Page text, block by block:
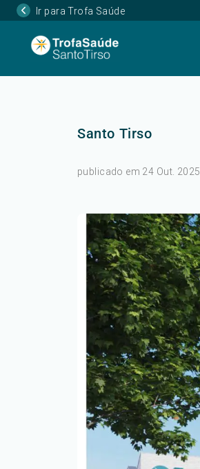
Ir para Trofa Saúde
Santo Tirso
publicado em 24 Out. 2025